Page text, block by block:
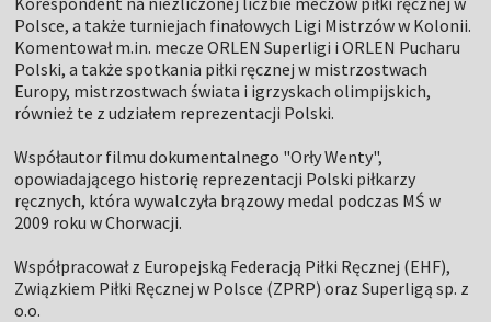
Polsce, a także turniejach finałowych Ligi Mistrzów w Kolonii.
Komentował m.in. mecze ORLEN Superligi i ORLEN Pucharu
Polski, a także spotkania piłki ręcznej w mistrzostwach
Europy, mistrzostwach świata i igrzyskach olimpijskich,
również te z udziałem reprezentacji Polski.
Współautor filmu dokumentalnego "Orły Wenty",
opowiadającego historię reprezentacji Polski piłkarzy
ręcznych, która wywalczyła brązowy medal podczas MŚ w
2009 roku w Chorwacji.
Współpracował z Europejską Federacją Piłki Ręcznej (EHF),
Związkiem Piłki Ręcznej w Polsce (ZPRP) oraz Superligą sp. z
o.o.